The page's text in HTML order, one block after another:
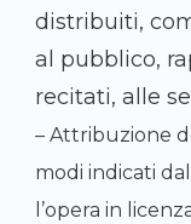
distribuiti,
al pubblico,
recitati, alle
– Attribuzione
modi indicati
l’opera in